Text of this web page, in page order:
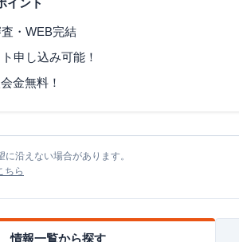
イント
・WEB完結
申し込み可能！
金無料！
沿えない場合があります。
ちら
情報一覧から探す